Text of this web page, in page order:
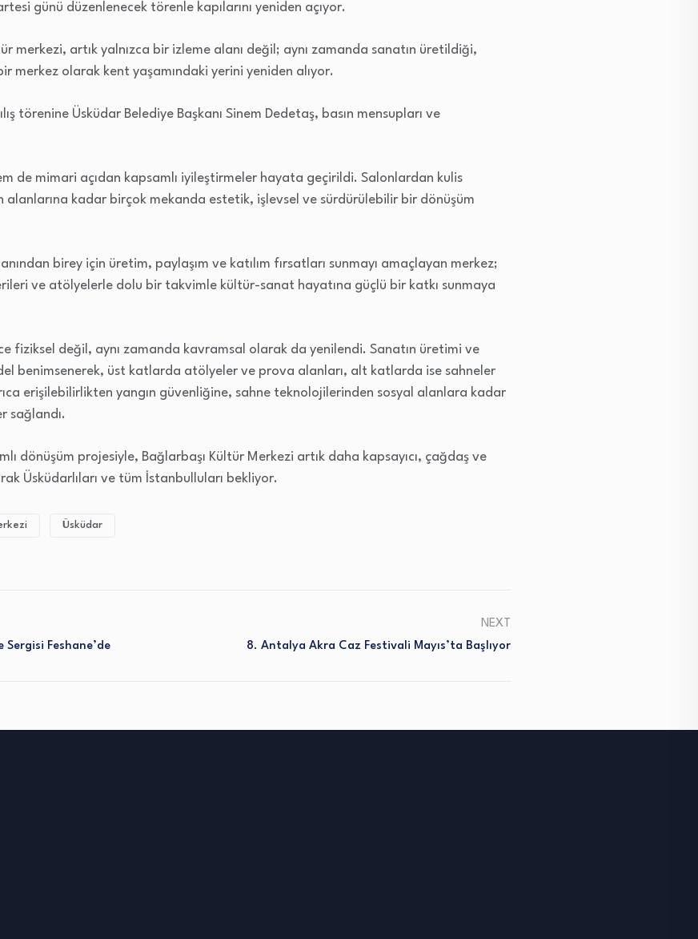
günü düzenlenecek törenle kapılarını yeniden açıyor.
merkezi, artık yalnızca bir izleme alanı değil; aynı zamanda sanatın üretildiği,
merkez olarak kent yaşamındaki yerini yeniden alıyor.
törenine Üsküdar Belediye Başkanı Sinem Dedetaş, basın mensupları ve
de mimari açıdan kapsamlı iyileştirmeler hayata geçirildi. Salonlardan kulis
alanlarına kadar birçok mekanda estetik, işlevsel ve sürdürülebilir bir dönüşüm
birey için üretim, paylaşım ve katılım fırsatları sunmayı amaçlayan merkez;
ve atölyelerle dolu bir takvimle kültür-sanat hayatına güçlü bir katkı sunmaya
fiziksel değil, aynı zamanda kavramsal olarak da yenilendi. Sanatın üretimi ve
benimsenerek, üst katlarda atölyeler ve prova alanları, alt katlarda ise sahneler
erişilebilirlikten yangın güvenliğine, sahne teknolojilerinden sosyal alanlara kadar
sağlandı.
dönüşüm projesiyle, Bağlarbaşı Kültür Merkezi artık daha kapsayıcı, çağdaş ve
Üsküdarlıları ve tüm İstanbulluları bekliyor.
Üsküdar
Feshane’de
NEXT
8. Antalya Akra Caz Festivali Mayıs’ta Başlıyor